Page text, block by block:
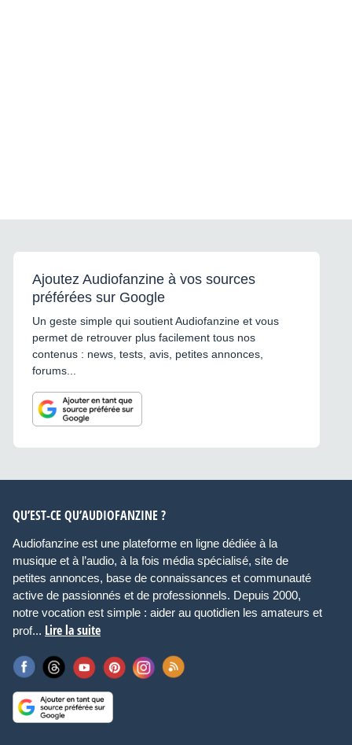
Ajoutez Audiofanzine à vos sources
préférées sur Google
Un geste simple qui soutient Audiofanzine et vous
permet de retrouver plus facilement tous nos
contenus : news, tests, avis, petites annonces,
forums...
QU’EST-CE QU’AUDIOFANZINE ?
Audiofanzine est une plateforme en ligne dédiée à la
musique et à l’audio, à la fois média spécialisé, site de
petites annonces, base de connaissances et communauté
active de passionnés et de professionnels. Depuis 2000,
notre vocation est simple : aider au quotidien les amateurs et
prof... Lire la suite